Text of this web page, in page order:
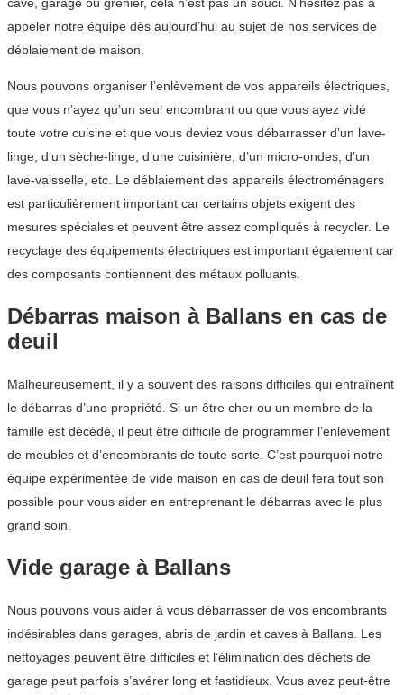
appeler notre équipe dès aujourd’hui au sujet de nos services de
déblaiement de maison.
Nous pouvons organiser l’enlèvement de vos appareils électriques,
que vous n’ayez qu’un seul encombrant ou que vous ayez vidé
toute votre cuisine et que vous deviez vous débarrasser d’un lave-
linge, d’un sèche-linge, d’une cuisinière, d’un micro-ondes, d’un
lave-vaisselle, etc. Le déblaiement des appareils électroménagers
est particulièrement important car certains objets exigent des
mesures spéciales et peuvent être assez compliqués à recycler. Le
recyclage des équipements électriques est important également car
des composants contiennent des métaux polluants.
Débarras maison à Ballans en cas de
deuil
Malheureusement, il y a souvent des raisons difficiles qui entraînent
le débarras d’une propriété. Si un être cher ou un membre de la
famille est décédé, il peut être difficile de programmer l’enlèvement
de meubles et d’encombrants de toute sorte. C’est pourquoi notre
équipe expérimentée de vide maison en cas de deuil fera tout son
possible pour vous aider en entreprenant le débarras avec le plus
grand soin.
Vide garage à Ballans
Nous pouvons vous aider à vous débarrasser de vos encombrants
indésirables dans garages, abris de jardin et caves à Ballans. Les
nettoyages peuvent être difficiles et l’élimination des déchets de
garage peut parfois s’avérer long et fastidieux. Vous avez peut-être